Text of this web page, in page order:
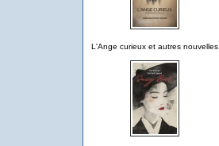
L'Ange curieux et autres nouvelles